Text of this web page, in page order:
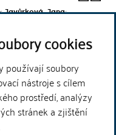
cookies
používají soubory
nástroje s cílem
prostředí, analýzy
stránek a zjištění
;Javůrková, Jana;
Karolinum
tools that are used
that you may encounter
avoid the most common
Theme by